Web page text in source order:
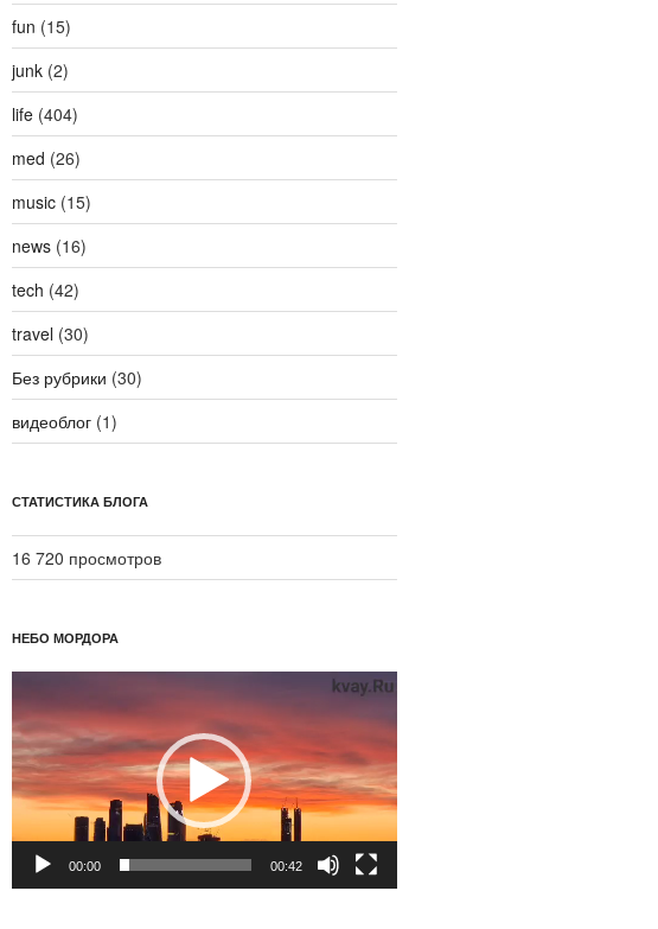
fun (15)
junk(2)
life(404)
med (26)
music(15)
news(16)
tech (42)
travel(30)
Без рубрики (30)
видеоблог(1)
СТАТИСТИКА БЛОГА
16 720 просмотров
НЕБО МОРДОРА
00:00 00:42